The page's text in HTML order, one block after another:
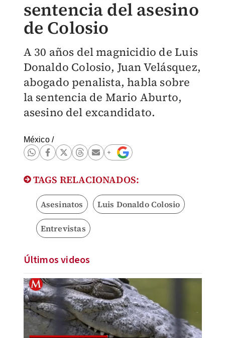
sentencia del asesino
de Colosio
A 30 años del magnicidio de Luis
Donaldo Colosio, Juan Velásquez,
abogado penalista, habla sobre
la sentencia de Mario Aburto,
asesino del excandidato.
México/
TAGS RELACIONADOS:
Asesinatos Luis Donaldo Colosio
Entrevistas
Últimos videos